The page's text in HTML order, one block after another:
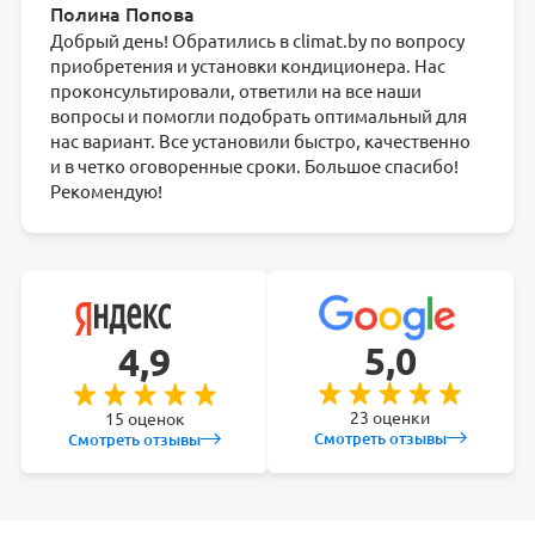
Полина Попова
Добрый день! Обратились в climat.by по вопросу
приобретения и установки кондиционера. Нас
проконсультировали, ответили на все наши
вопросы и помогли подобрать оптимальный для
нас вариант. Все установили быстро, качественно
и в четко оговоренные сроки. Большое спасибо!
Рекомендую!
4,9
15 оценок
Смотреть отзывы
5,0
23 оценки
Смотреть отзывы